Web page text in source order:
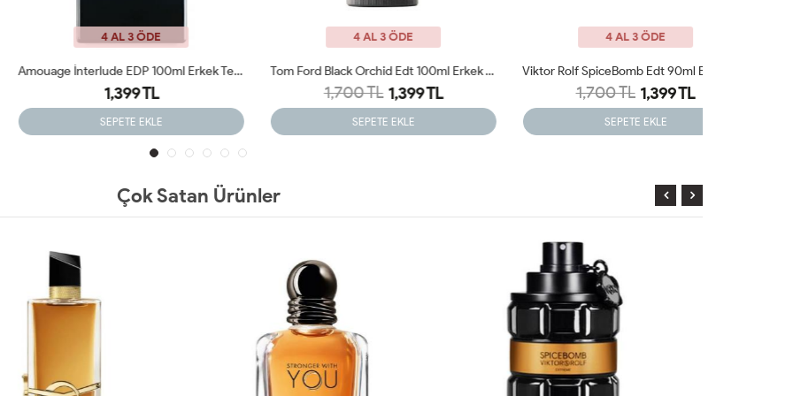
4 AL 3 ÖDE
Amouage İnterlude EDP 100ml Erkek Tester Parfümü
SEPETE EKLE
4 AL 3 ÖDE
Tom Ford Black Orchid Edt 100ml Erkek Tester Parfüm
1,700 TL 1,399 TL
SEPETE EKLE
4 AL 3 ÖDE
Viktor Rolf SpiceBomb Edt 90ml Erkek Tester Parfüm
1,700 TL 1,399 TL
SEPETE EKLE
Çok Satan Ürünler